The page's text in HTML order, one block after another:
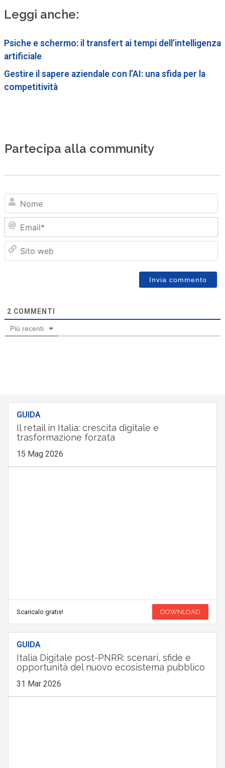
Leggi anche:
Psiche e schermo: il transfert ai tempi dell’intelligenza
artificiale
Gestire il sapere aziendale con l’AI: una sfida per la
competitività
Partecipa alla community
2 COMMENTI
Più recenti
GUIDA
Il retail in Italia: crescita digitale e
trasformazione forzata
15 Mag 2026
Scaricalo gratis! DOWNLOAD
GUIDA
Italia Digitale post-PNRR: scenari, sfide e
opportunità del nuovo ecosistema pubblico
31 Mar 2026